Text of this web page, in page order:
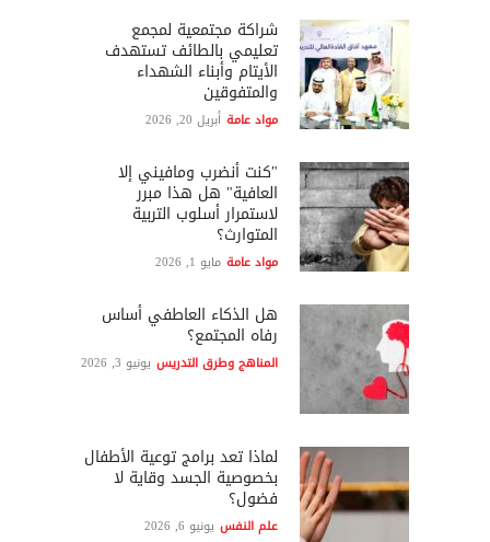
شراكة مجتمعية لمجمع
تعليمي بالطائف تستهدف
الأيتام وأبناء الشهداء
والمتفوقين
مواد عامة أبريل 20, 2026
"كنت أنضرب ومافيني إلا
العافية" هل هذا مبرر
لاستمرار أسلوب التربية
المتوارث؟
مواد عامة مايو 1, 2026
هل الذكاء العاطفي أساس
رفاه المجتمع؟
المناهج وطرق التدريس يونيو 3, 2026
لماذا تعد برامج توعية الأطفال
بخصوصية الجسد وقاية لا
فضول؟
علم النفس يونيو 6, 2026